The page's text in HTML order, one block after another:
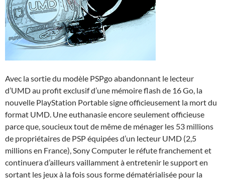
Avec la sortie du modèle PSPgo abandonnant le lecteur
d’UMD au profit exclusif d’une mémoire flash de 16 Go, la
nouvelle PlayStation Portable signe officieusement la mort du
format UMD. Une euthanasie encore seulement officieuse
parce que, soucieux tout de même de ménager les 53 millions
de propriétaires de PSP équipées d’un lecteur UMD (2,5
millions en France), Sony Computer le réfute franchement et
continuera d’ailleurs vaillamment à entretenir le support en
sortant les jeux à la fois sous forme dématérialisée pour la